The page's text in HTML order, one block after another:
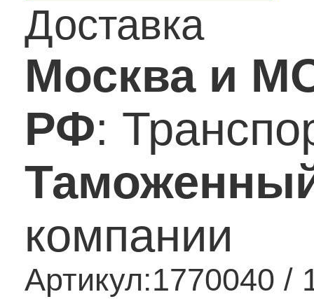
Доставка
Москва и
РФ:
компании
Артикул:1770040 /